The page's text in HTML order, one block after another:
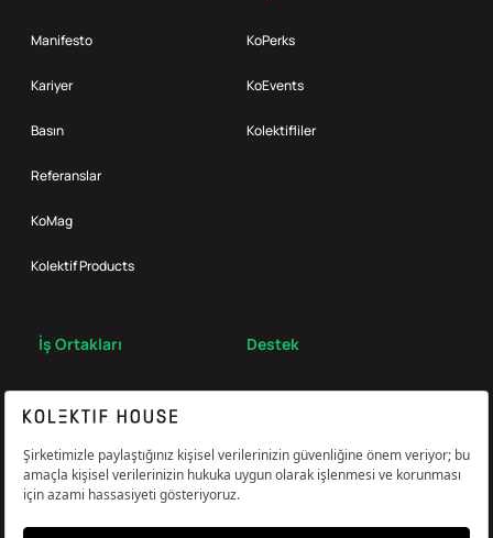
Manifesto
Kariyer
Basın
Referanslar
KoMag
Kolektif Products
KoPerks
KoEvents
Kolektifliler
İş Ortakları Destek